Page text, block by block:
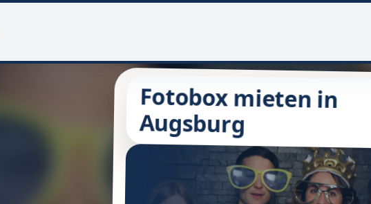
Fotobox mieten in
Augsburg